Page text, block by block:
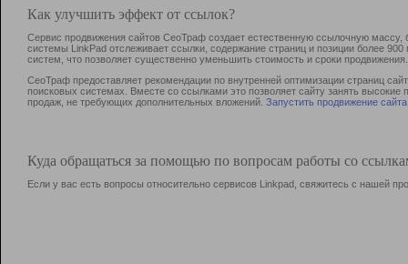
Как улучшить эффект от ссылок?
Сервис продвижения сайтов СеоТраф создает естественную ссылочную
системы LinkPad отслеживает ссылки, содержание страниц и позиции более
систем, что позволяет существенно уменьшить стоимость и сроки продвижения.
СеоТраф предоставляет рекомендации по внутренней оптимизации страниц
поисковых системах. Вместе со ссылками это позволяет сайту занять
продаж, не требующих дополнительных вложений. Запустить продвижение сайта
Куда обращаться за помощью по вопросам работы со
Если у вас есть вопросы относительно сервисов Linkpad, свяжитесь с нашей